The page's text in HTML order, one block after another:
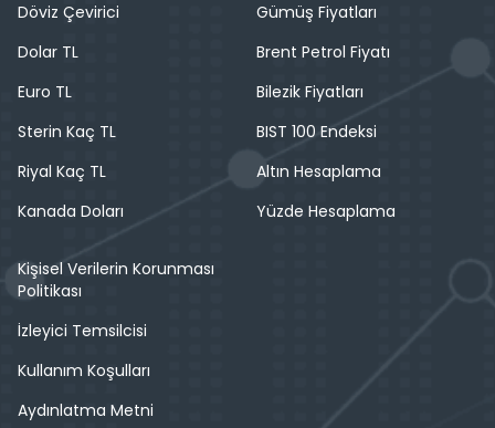
Döviz Çevirici
Dolar TL
Euro TL
Sterin Kaç TL
Riyal Kaç TL
Kanada Doları
Gümüş Fiyatları
Brent Petrol Fiyatı
Bilezik Fiyatları
BIST 100 Endeksi
Altın Hesaplama
Yüzde Hesaplama
Kişisel Verilerin Korunması
Politikası
İzleyici Temsilcisi
Kullanım Koşulları
Aydınlatma Metni